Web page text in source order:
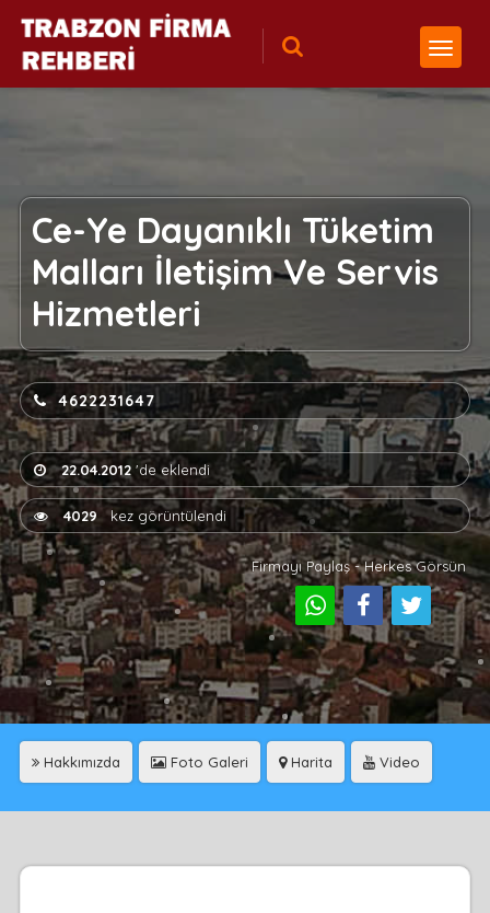
Ce-Ye Dayanıklı Tüketim
Malları İletişim Ve Servis
Hizmetleri
4622231647
22.04.2012'de eklendi
4029kez görüntülendi
Firmayı Paylaş - Herkes Görsün
Hakkımızda Foto Galeri Harita Video